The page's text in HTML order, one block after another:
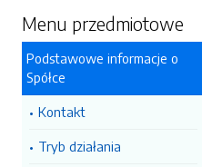
Menu przedmiotowe
Podstawowe informacje o
Spółce
Kontakt
Tryb działania